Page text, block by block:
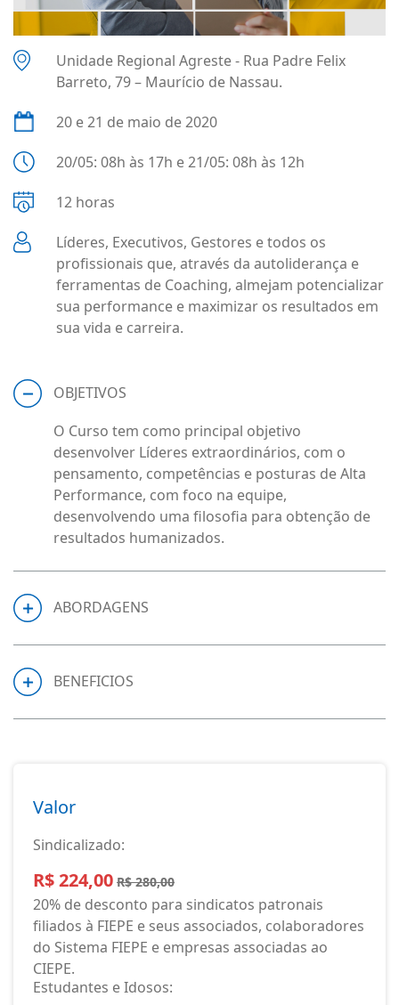
Unidade Regional Agreste - Rua Padre Felix
Barreto, 79 – Maurício de Nassau.
20 e 21 de maio de 2020
20/05: 08h às 17h e 21/05: 08h às 12h
12 horas
Líderes, Executivos, Gestores e todos os
profissionais que, através da autoliderança e
ferramentas de Coaching, almejam potencializar
sua performance e maximizar os resultados em
sua vida e carreira.
OBJETIVOS
O Curso tem como principal objetivo
desenvolver Líderes extraordinários, com o
pensamento, competências e posturas de Alta
Performance, com foco na equipe,
desenvolvendo uma filosofia para obtenção de
resultados humanizados.
ABORDAGENS
BENEFICIOS
Valor
Sindicalizado:
R$ 224,00 R$ 280,00
20% de desconto para sindicatos patronais
filiados à FIEPE e seus associados, colaboradores
do Sistema FIEPE e empresas associadas ao
CIEPE.
Estudantes e Idosos: